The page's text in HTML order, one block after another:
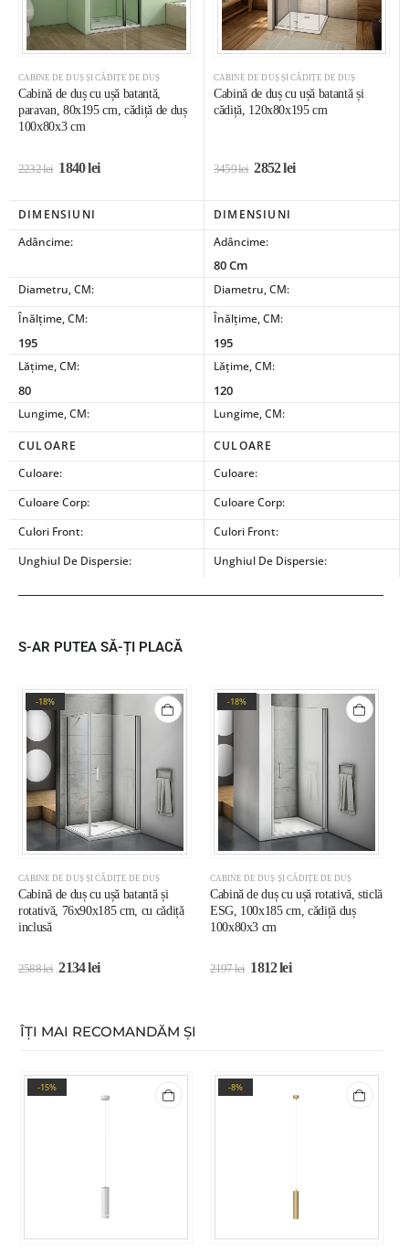
CABINE DE DUȘ ȘI CĂDIȚE DE DUȘ
Cabină de duș cu ușă batantă,
paravan, 80x195 cm, cădiță de duș
100x80x3 cm
2232lei 1840lei
CABINE DE DUȘ ȘI CĂDIȚE DE DUȘ
Cabină de duș cu ușă batantă și
cădiță, 120x80x195 cm
3459lei 2852lei
DIMENSIUNI
DIMENSIUNI
Adâncime:
Adâncime:
80 Cm
Diametru, CM:
Diametru, CM:
Înălțime, CM:
195
Înălțime, CM:
195
Lățime, CM:
80
Lățime, CM:
120
Lungime, CM: Lungime, CM:
CULOARE
CULOARE
Culoare:
Culoare:
Culoare Corp:
Culoare Corp:
Culori Front:
Culori Front:
Unghiul De Dispersie:
Unghiul De Dispersie:
S-AR PUTEA SĂ-ȚI PLACĂ
-18%
CABINE DE DUȘ ȘI CĂDIȚE DE DUȘ
Cabină de duș cu ușă batantă și
rotativă, 76x90x185 cm, cu cădiță
inclusă
2588lei 2134lei
-18%
CABINE DE DUȘ ȘI CĂDIȚE DE DUȘ
Cabină de duș cu ușă rotativă, sticlă
ESG, 100x185 cm, cădiță duș
100x80x3 cm
2197lei 1812lei
ÎȚI MAI RECOMANDĂM ȘI
-15% -8%